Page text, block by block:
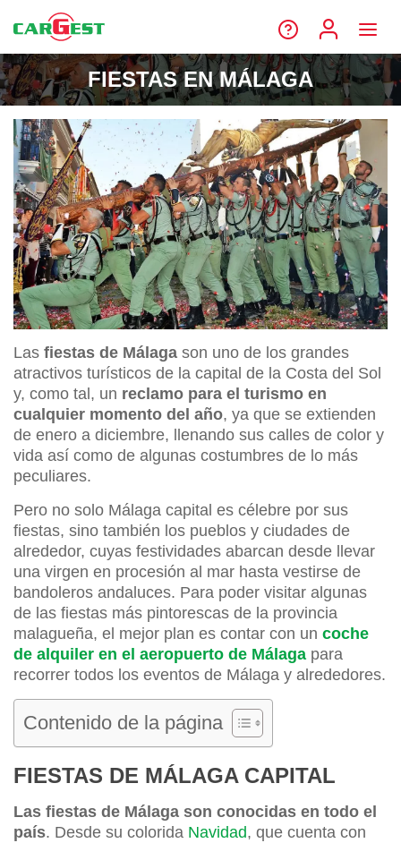
FIESTAS EN MÁLAGA
Las fiestas de Málaga son uno de los grandes
atractivos turísticos de la capital de la Costa del Sol
y, como tal, un reclamo para el turismo en
cualquier momento del año, ya que se extienden
de enero a diciembre, llenando sus calles de color y
vida así como de algunas costumbres de lo más
peculiares.
Pero no solo Málaga capital es célebre por sus
fiestas, sino también los pueblos y ciudades de
alrededor, cuyas festividades abarcan desde llevar
una virgen en procesión al mar hasta vestirse de
bandoleros andaluces. Para poder visitar algunas
de las fiestas más pintorescas de la provincia
malagueña, el mejor plan es contar con un coche
de alquiler en el aeropuerto de Málaga para
recorrer todos los eventos de Málaga y alrededores.
Contenido de la página
FIESTAS DE MÁLAGA CAPITAL
Las fiestas de Málaga son conocidas en todo el
país. Desde su colorida Navidad, que cuenta con